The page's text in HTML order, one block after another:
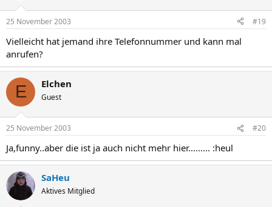
25 November 2003 #19
Vielleicht hat jemand ihre Telefonnummer und kann mal
anrufen?
E Elchen
Guest
25 November 2003 #20
Ja,funny..aber die ist ja auch nicht mehr hier......... :heul
SaHeu
Aktives Mitglied